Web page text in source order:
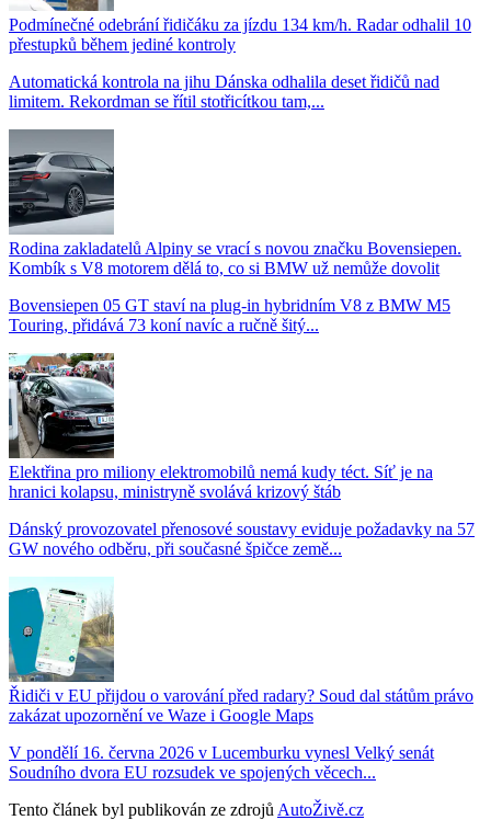
Podmínečné odebrání řidičáku za jízdu 134 km/h. Radar odhalil 10
přestupků během jediné kontroly
Automatická kontrola na jihu Dánska odhalila deset řidičů nad
limitem. Rekordman se řítil stotřicítkou tam,...
Rodina zakladatelů Alpiny se vrací s novou značku Bovensiepen.
Kombík s V8 motorem dělá to, co si BMW už nemůže dovolit
Bovensiepen 05 GT staví na plug-in hybridním V8 z BMW M5
Touring, přidává 73 koní navíc a ručně šitý...
Elektřina pro miliony elektromobilů nemá kudy téct. Síť je na
hranici kolapsu, ministryně svolává krizový štáb
Dánský provozovatel přenosové soustavy eviduje požadavky na 57
GW nového odběru, při současné špičce země...
Řidiči v EU přijdou o varování před radary? Soud dal státům právo
zakázat upozornění ve Waze i Google Maps
V pondělí 16. června 2026 v Lucemburku vynesl Velký senát
Soudního dvora EU rozsudek ve spojených věcech...
Tento článek byl publikován ze zdrojů AutoŽivě.cz